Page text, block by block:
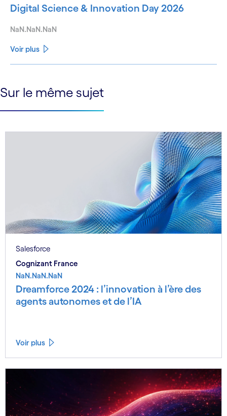
Digital Science & Innovation Day 2026
NaN.NaN.NaN
Voir plus
See more See less
Sur le même sujet
Salesforce
Cognizant France
NaN.NaN.NaN
Dreamforce 2024 : l’innovation à l’ère des
agents autonomes et de l’IA
Voir plus